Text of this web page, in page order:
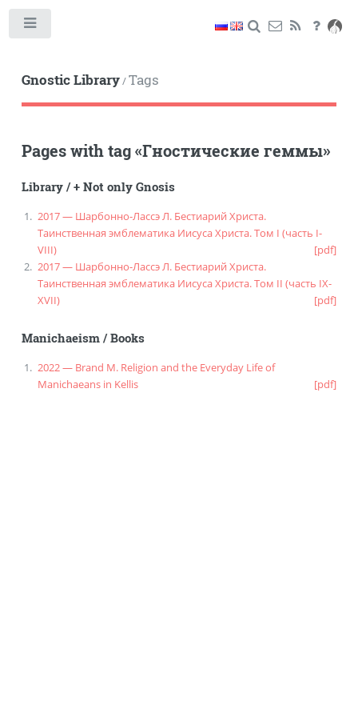
Gnostic Library/Tags
Pages with tag«Гностические геммы»
Library/+ Not only Gnosis
2017 — Шарбонно-Лассэ Л. Бестиарий Христа.
Таинственная эмблематика Иисуса Христа. Том I (часть I-
VIII)
[pdf]
2017 — Шарбонно-Лассэ Л. Бестиарий Христа.
Таинственная эмблематика Иисуса Христа. Том II (часть IX-
XVII)
[pdf]
Manichaeism/Books
2022 — Brand M. Religion and the Everyday Life of
Manichaeans in Kellis
[pdf]